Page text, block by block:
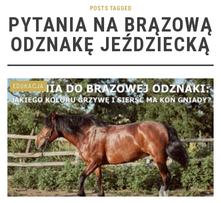
POSTS TAGGED
PYTANIA NA BRĄZOWĄ
ODZNAKĘ JEŹDZIECKĄ
EDUKACJA